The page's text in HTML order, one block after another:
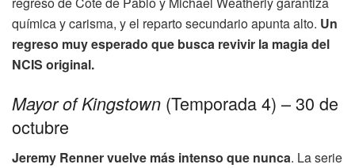
química y carisma, y el reparto secundario apunta alto. Un
regreso muy esperado que busca revivir la magia del
NCIS original.
Mayor of Kingstown (Temporada 4) – 30 de
octubre
Jeremy Renner vuelve más intenso que nunca. La serie